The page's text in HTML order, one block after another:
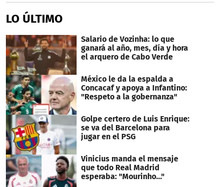
LO ÚLTIMO
Salario de Vozinha: lo que
ganará al año, mes, día y hora
el arquero de Cabo Verde
México le da la espalda a
Concacaf y apoya a Infantino:
"Respeto a la gobernanza"
Golpe certero de Luis Enrique:
se va del Barcelona para
jugar en el PSG
Vinicius manda el mensaje
que todo Real Madrid
esperaba: "Mourinho..."